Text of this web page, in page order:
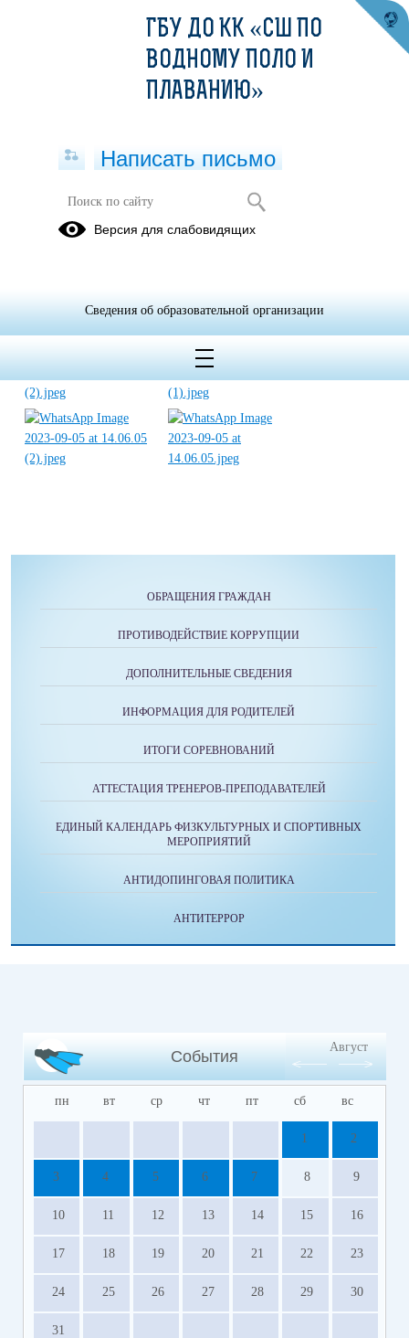
Антитеррор
ОБРАЩЕНИЯ ГРАЖДАН
ПРОТИВОДЕЙСТВИЕ КОРРУПЦИИ
ДОПОЛНИТЕЛЬНЫЕ СВЕДЕНИЯ
ИНФОРМАЦИЯ ДЛЯ РОДИТЕЛЕЙ
ИТОГИ СОРЕВНОВАНИЙ
АТТЕСТАЦИЯ ТРЕНЕРОВ-ПРЕПОДАВАТЕЛЕЙ
ЕДИНЫЙ КАЛЕНДАРЬ ФИЗКУЛЬТУРНЫХ И СПОРТИВНЫХ
МЕРОПРИЯТИЙ
АНТИДОПИНГОВАЯ ПОЛИТИКА
АНТИТЕРРОР
События
Август
пн вт ср чт пт сб вс
1 2
3 4 5 6 7 8 9
10 11 12 13 14 15 16
17 18 19 20 21 22 23
24 25 26 27 28 29 30
31
ГБУ ДО КК «СШ ПО
ВОДНОМУ ПОЛО И
ПЛАВАНИЮ»
Написать письмо
Версия для слабовидящих
Сведения об образовательной организации